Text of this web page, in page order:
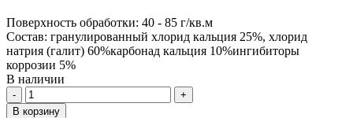
Поверхность обработки: 40 - 85 г/кв.м
Состав: гранулированный хлорид кальция 25%, хлорид
натрия (галит) 60%карбонад кальция 10%ингибиторы
коррозии 5%
В наличии
Количество
В корзину